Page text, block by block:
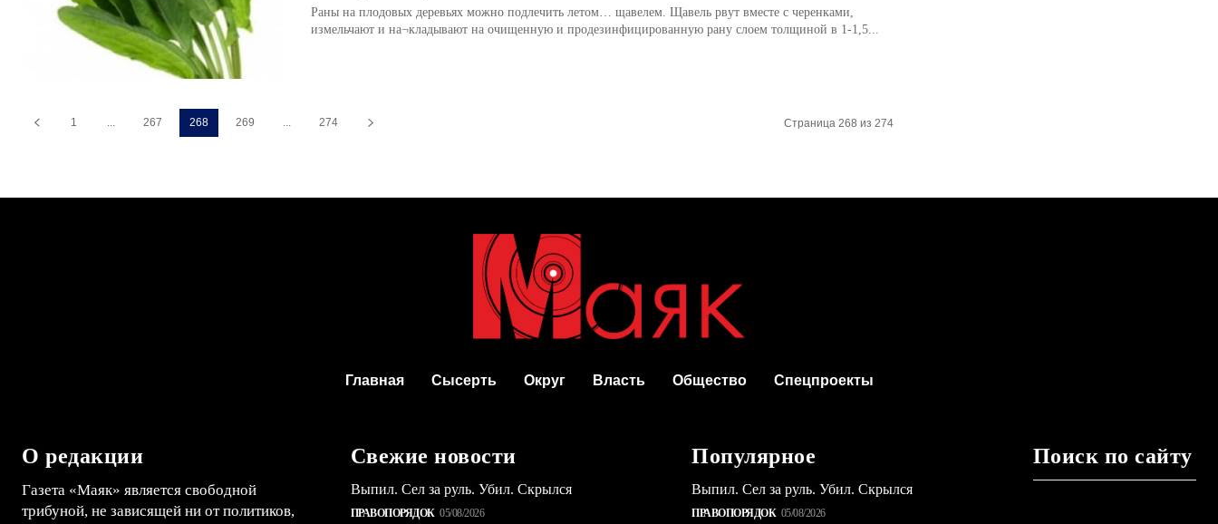
Раны на плодовых деревьях можно подлечить летом… щавелем. Щавель рвут вместе с черенками,
измельчают и на¬кладывают на очищенную и продезинфицированную рану слоем толщиной в 1-1,5...
1 267 268 269 274 Страница 268 из 274
Главная Сысерть Округ Власть Общество Спецпроекты
О редакции
Газета «Маяк» является свободной
трибуной, не зависящей ни от политиков,
Свежие новости
Выпил. Сел за руль. Убил. Скрылся
ПРАВОПОРЯДОК 05/08/2026
Популярное
Выпил. Сел за руль. Убил. Скрылся
ПРАВОПОРЯДОК 05/08/2026
Поиск по сайту